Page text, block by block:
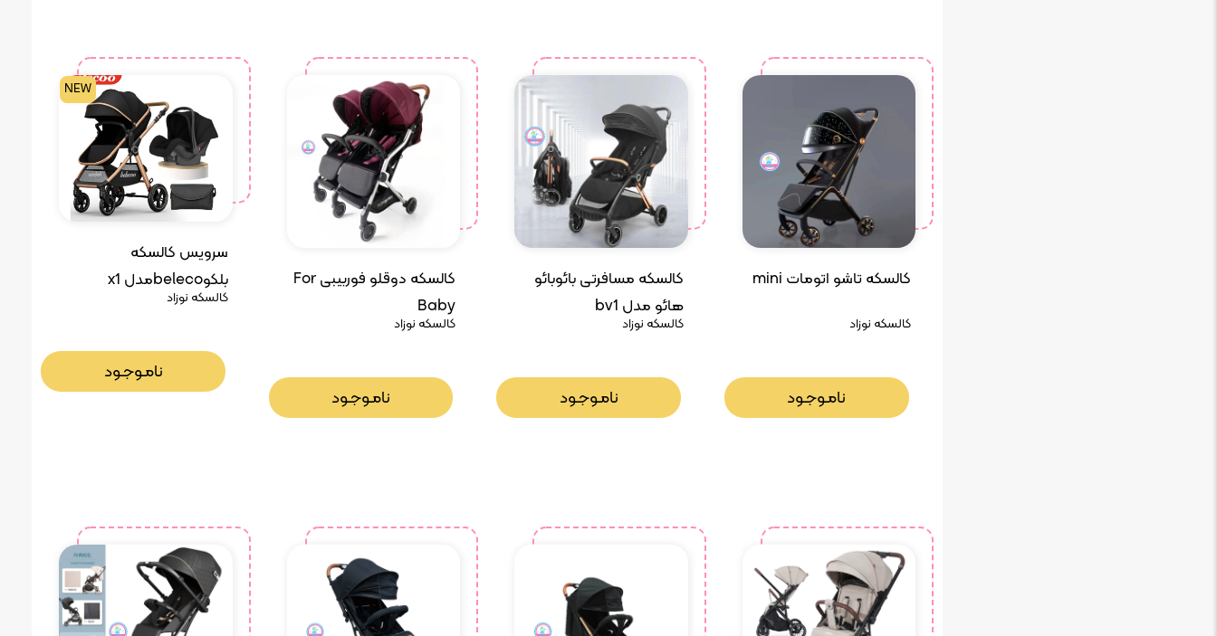
NEW
سرویس کالسکه
بلکوbelecoمدل x1
کالسکه نوزاد
نامـوجـود
کالسکه دوقلو فوربیبی For
Baby
کالسکه نوزاد
نامـوجـود
کالسکه مسافرتی بائوبائو
هائو‌ مدل bv1
کالسکه نوزاد
نامـوجـود
کالسکه تاشو اتومات mini
کالسکه نوزاد
نامـوجـود